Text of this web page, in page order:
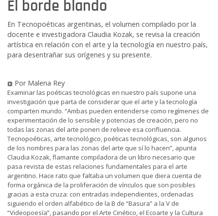
El borde blando
En Tecnopoéticas argentinas, el volumen compilado por la
docente e investigadora Claudia Kozak, se revisa la creación
artística en relación con el arte y la tecnología en nuestro país,
para desentrañar sus orígenes y su presente.
Por Malena Rey
Examinar las poéticas tecnológicas en nuestro país supone una
investigación que parta de considerar que el arte y la tecnología
comparten mundo. “Ambas pueden entenderse como regímenes de
experimentación de lo sensible y potencias de creación, pero no
todas las zonas del arte ponen de relieve esa confluencia.
Tecnopoéticas, arte tecnológico, poéticas tecnológicas, son algunos
de los nombres para las zonas del arte que sí lo hacen”, apunta
Claudia Kozak, flamante compiladora de un libro necesario que
pasa revista de estas relaciones fundamentales para el arte
argentino. Hace rato que faltaba un volumen que diera cuenta de
forma orgánica de la proliferación de vínculos que son posibles
gracias a esta cruza: con entradas independientes, ordenadas
siguiendo el orden alfabético de la B de “Basura” a la V de
“Videopoesía”, pasando por el Arte Cinético, el Ecoarte y la Cultura